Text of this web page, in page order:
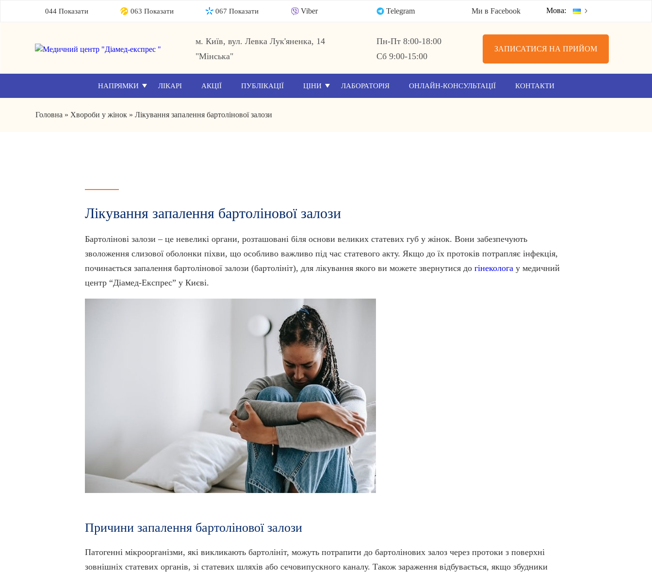
044 Показати 063 Показати 067 Показати Viber Telegram Ми в Facebook Мова:
м. Київ, вул. Левка Лук'яненка, 14
Пн-Пт 8:00-18:00
"Мінська"
Сб 9:00-15:00
ЗАПИСАТИСЯ НА ПРИЙОМ
НАПРЯМКИ ЛІКАРІ АКЦІЇ ПУБЛІКАЦІЇ ЦІНИ ЛАБОРАТОРІЯ ОНЛАЙН-КОНСУЛЬТАЦІЇ КОНТАКТИ
Головна » Хвороби у жінок » Лікування запалення бартолінової залози
Лікування запалення бартолінової залози
Бартолінові залози – це невеликі органи, розташовані біля основи великих статевих губ у жінок. Вони забезпечують
зволоження слизової оболонки піхви, що особливо важливо під час статевого акту. Якщо до їх протоків потрапляє інфекція,
починається запалення бартолінової залози (бартолініт), для лікування якого ви можете звернутися до гінекологау медичний
центр “Діамед-Експрес” у Києві.
Причини запалення бартолінової залози
Патогенні мікроорганізми, які викликають бартолініт, можуть потрапити до бартолінових залоз через протоки з поверхні
зовнішніх статевих органів, зі статевих шляхів або сечовипускного каналу. Також зараження відбувається, якщо збудники